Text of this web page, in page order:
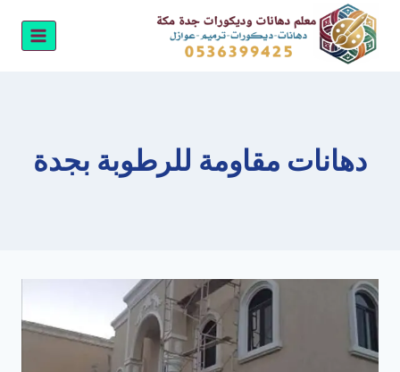
التجاوز
المحتوى
دهانات مقاومة للرطوبة بجدة